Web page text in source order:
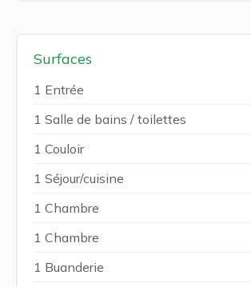
Surfaces
1 Entrée
1 Salle de bains / toilettes
1 Couloir
1 Séjour/cuisine
1 Chambre
1 Chambre
1 Buanderie